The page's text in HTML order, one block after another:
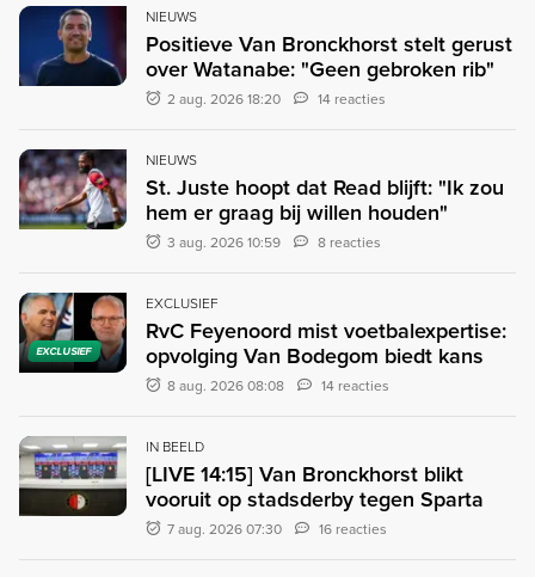
NIEUWS
Positieve Van Bronckhorst stelt gerust
over Watanabe: "Geen gebroken rib"
2 aug. 2026 18:20 14 reacties
NIEUWS
St. Juste hoopt dat Read blijft: "Ik zou
hem er graag bij willen houden"
3 aug. 2026 10:59 8 reacties
EXCLUSIEF
EXCLUSIEF
RvC Feyenoord mist voetbalexpertise:
opvolging Van Bodegom biedt kans
8 aug. 2026 08:08 14 reacties
IN BEELD
[LIVE 14:15] Van Bronckhorst blikt
vooruit op stadsderby tegen Sparta
7 aug. 2026 07:30 16 reacties